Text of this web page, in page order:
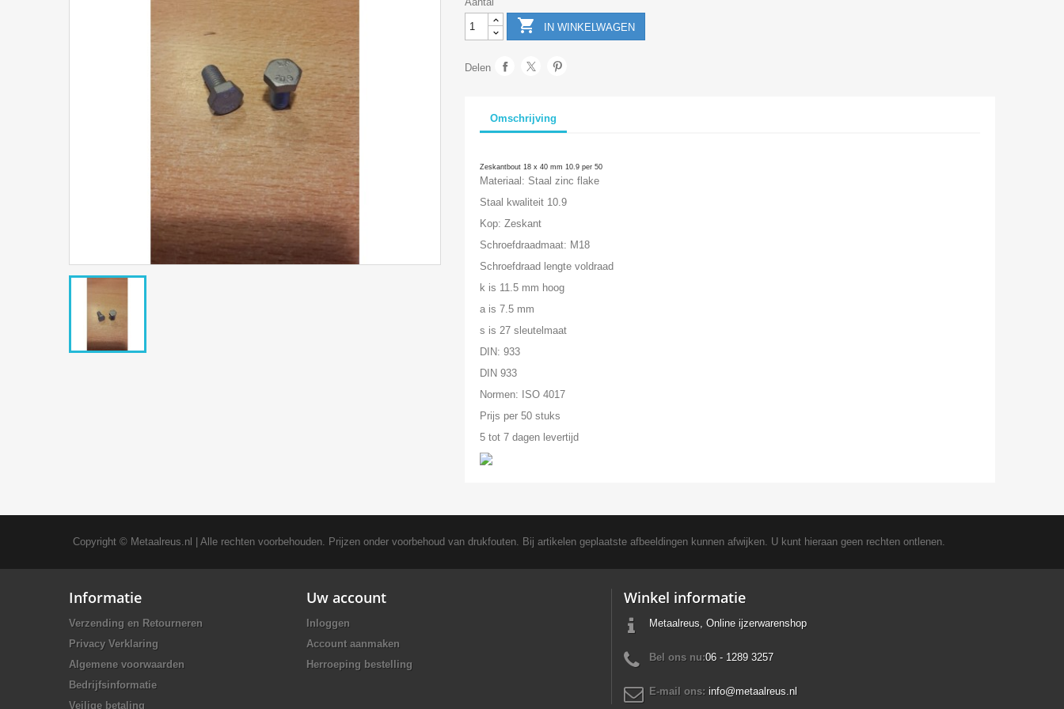
 IN WINKELWAGEN
Delen
Omschrijving
Zeskantbout 18 x 40 mm 10.9 per 50
Materiaal: Staal zinc flake
Staal kwaliteit 10.9
Kop: Zeskant
Schroefdraadmaat: M18
Schroefdraad lengte voldraad
k is 11.5 mm hoog
a is 7.5 mm
s is 27 sleutelmaat
DIN: 933
DIN 933
Normen: ISO 4017
Prijs per 50 stuks
5 tot 7 dagen levertijd
Copyright © Metaalreus.nl | Alle rechten voorbehouden. Prijzen onder voorbehoud van drukfouten. Bij artikelen geplaatste afbeeldingen kunnen afwijken. U kunt hieraan geen rechten ontlenen.
Informatie
Verzending en Retourneren
Privacy Verklaring
Algemene voorwaarden
Bedrijfsinformatie
Veilige betaling
Uw account
Inloggen
Account aanmaken
Herroeping bestelling
Winkel informatie
Metaalreus, Online ijzerwarenshop
Bel ons nu:06 - 1289 3257
E-mail ons: info@metaalreus.nl